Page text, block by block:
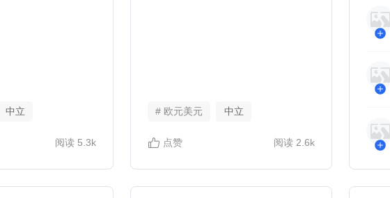
中立
阅读 5.3k
# 欧元美元 中立
点赞 阅读 2.6k